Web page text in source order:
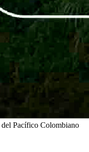
del Pacífico Colombiano